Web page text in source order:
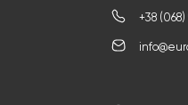
+38 (068)